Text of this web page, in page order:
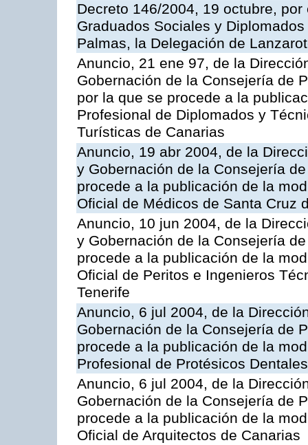
Decreto 146/2004, 19 octubre,
Graduados Sociales y
Palmas, la Delegación de
Anuncio, 21 ene 97, de la
Gobernación de la Consejería de
por la que se procede a la
Profesional de Diplomados y
Turísticas de Canarias
Anuncio, 19 abr 2004, de la
y Gobernación de la Consejería
procede a la publicación de la
Oficial de Médicos de Santa Cruz
Anuncio, 10 jun 2004, de la
y Gobernación de la Consejería
procede a la publicación de la
Oficial de Peritos e Ingenieros
Tenerife
Anuncio, 6 jul 2004, de la
Gobernación de la Consejería de
procede a la publicación de la
Profesional de Protésicos
Anuncio, 6 jul 2004, de la
Gobernación de la Consejería de
procede a la publicación de la
Oficial de Arquitectos de Canarias